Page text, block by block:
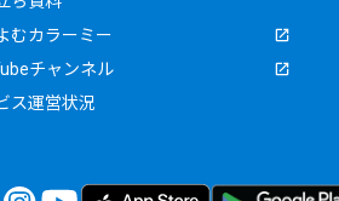
むカラーミー
チャンネル
ス運営状況